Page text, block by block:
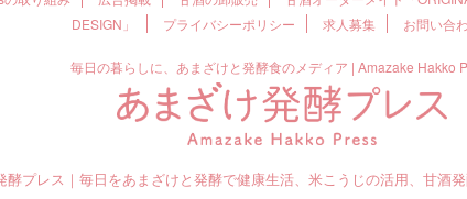
DESIGN」
プライバシーポリシー 求人募集 お問い合
毎日の暮らしに、あまざけと発酵食のメディア | Amazake Hakko
プレス｜毎日をあまざけと発酵で健康生活、米こうじの活用、甘酒